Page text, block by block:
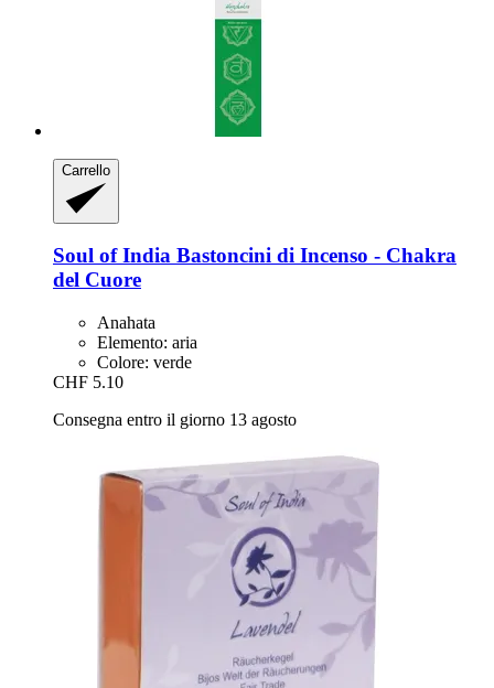
Carrello
Soul of India Bastoncini di Incenso -​ Chakra
del Cuore
Anahata
Elemento: aria
Colore: verde
CHF 5.10
Consegna entro il giorno 13 agosto